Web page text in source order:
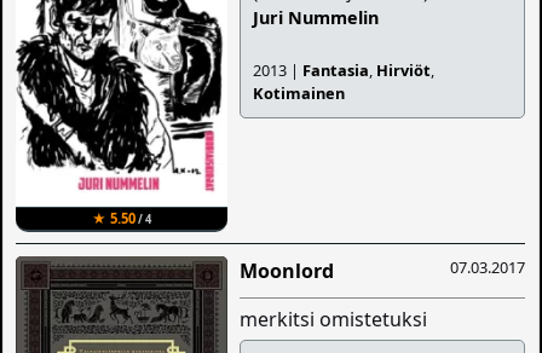
★ 5.50/ 4
Juri Nummelin
2013 | Fantasia, Hirviöt,
Kotimainen
07.03.2017
Moonlord
merkitsi omistetuksi